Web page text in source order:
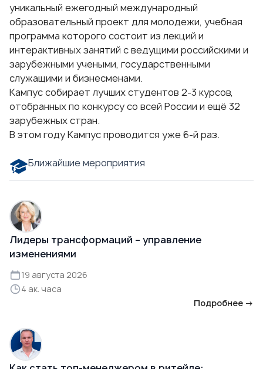
уникальный ежегодный международный
образовательный проект для молодежи, учебная
программа которого состоит из лекций и
интерактивных занятий с ведущими российскими и
зарубежными учеными, государственными
служащими и бизнесменами.
Кампус собирает лучших студентов 2-3 курсов,
отобранных по конкурсу со всей России и ещё 32
зарубежных стран.
В этом году Кампус проводится уже 6-й раз.
Ближайшие мероприятия
Лидеры трансформаций – управление
изменениями
19 августа 2026
4 ак. часа
Подробнее →